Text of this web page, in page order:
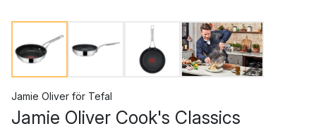
Jamie Oliver för Tefal
Jamie Oliver Cook's Classics